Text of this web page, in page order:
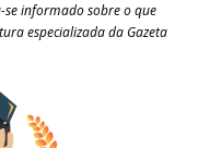
se informado sobre o que
especializada da Gazeta